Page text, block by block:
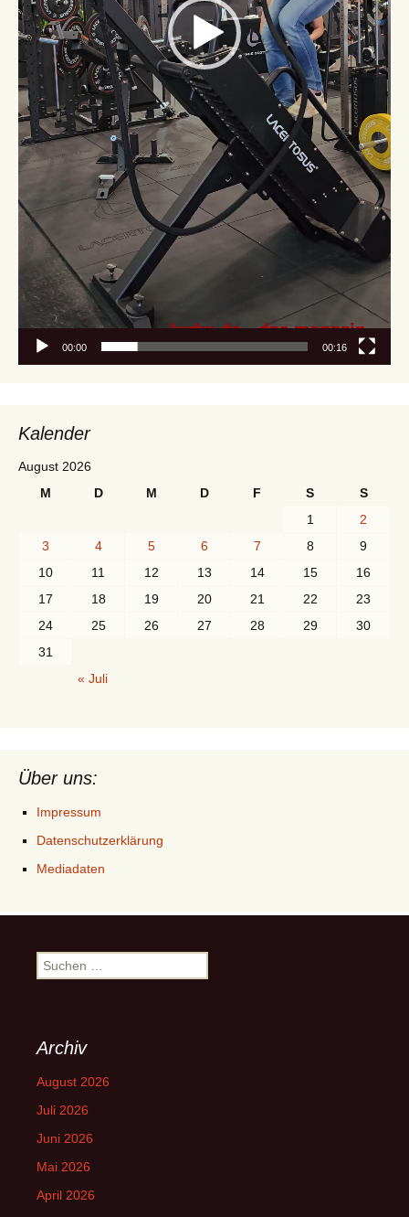
00:00 00:16
Kalender
August 2026
M
D M D F S
S
1
2
3
4 5 6 7 8
9
10
11 12 13 14 15
16
17
18 19 20 21 22
23
24
25 26 27 28 29
30
31
« Juli
Über uns:
Impressum
Datenschutzerklärung
Mediadaten
Suchen
nach:
Archiv
August 2026
Juli 2026
Juni 2026
Mai 2026
April 2026